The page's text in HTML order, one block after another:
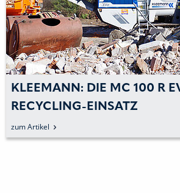
KLEEMANN: DIE MC 100 R
RECYCLING-EINSATZ
zum Artikel